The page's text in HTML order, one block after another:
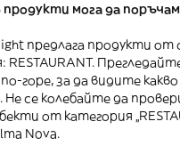
продукти мога да
предлага продукти от
RESTAURANT.
горе, за да видите
се колебайте да
от категория
Nova.